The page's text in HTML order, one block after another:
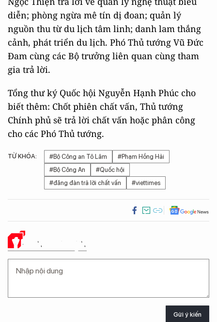
diễn; phòng ngừa mê tín dị đoan; quản lý
nguồn thu từ du lịch tâm linh; danh lam thắng
cảnh, phát triển du lịch. Phó Thủ tướng Vũ Đức
Đam cùng các Bộ trưởng liên quan cùng tham
gia trả lời.
Tổng thư ký Quốc hội Nguyễn Hạnh Phúc cho
biết thêm: Chốt phiên chất vấn, Thủ tướng
Chính phủ sẽ trả lời chất vấn hoặc phân công
cho các Phó Thủ tướng.
TỪ KHÓA: #Bộ Công an Tô Lâm
#Phạm Hồng Hải
#Bộ Công An
#Quốc hội
#đăng đàn trả lời chất vấn
#viettimes
Ý KIẾN CỦA BẠN
Gửi ý kiến